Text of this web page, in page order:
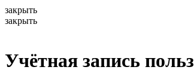
закрыть
закрыть
Учётная запись